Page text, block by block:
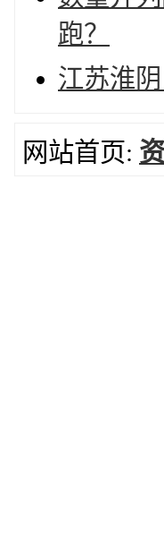
跑？
江苏淮
网站首页: